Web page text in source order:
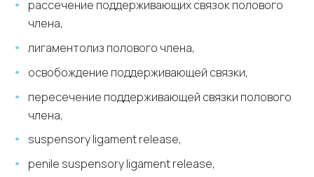
рассечение поддерживающих связок полового
члена,
лигаментолиз полового члена,
освобождение поддерживающей связки,
пересечение поддерживающей связки полового
члена,
suspensory ligament release,
penile suspensory ligament release,